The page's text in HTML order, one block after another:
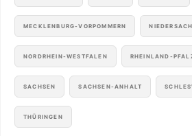
MECKLENBURG-VORPOMMERN
NORDRHEIN-WESTFALEN RHEINLAND-
SACHSEN SACHSEN-ANHALT
THÜRINGEN